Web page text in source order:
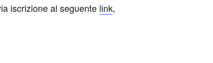
iscrizione al seguente link,